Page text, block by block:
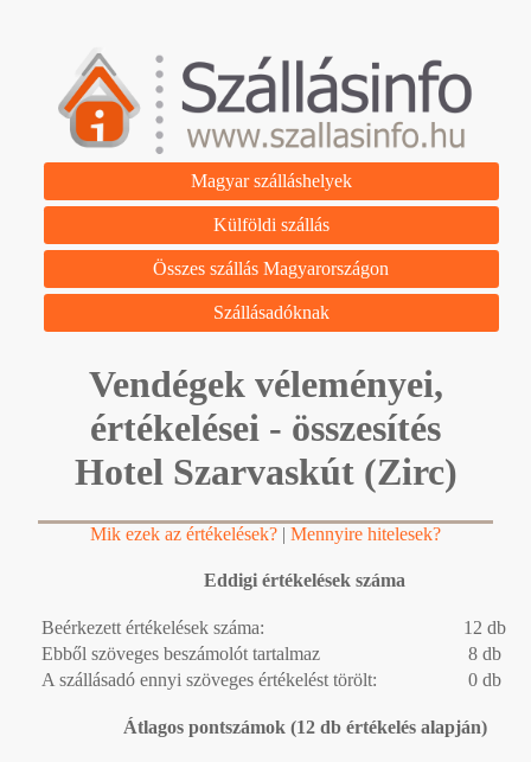
Magyar szálláshelyek
Külföldi szállás
Összes szállás Magyarországon
Szállásadóknak
Vendégek véleményei,
értékelései - összesítés
Hotel Szarvaskút (Zirc)
Mik ezek az értékelések? | Mennyire hitelesek?
Eddigi értékelések száma
Beérkezett értékelések száma:
12 db
Ebből szöveges beszámolót tartalmaz
8 db
A szállásadó ennyi szöveges értékelést törölt:
0 db
Átlagos pontszámok (12 db értékelés alapján)